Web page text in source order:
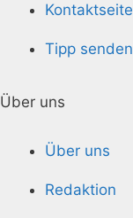
Kontaktseite
Tipp senden
Über uns
Über uns
Redaktion